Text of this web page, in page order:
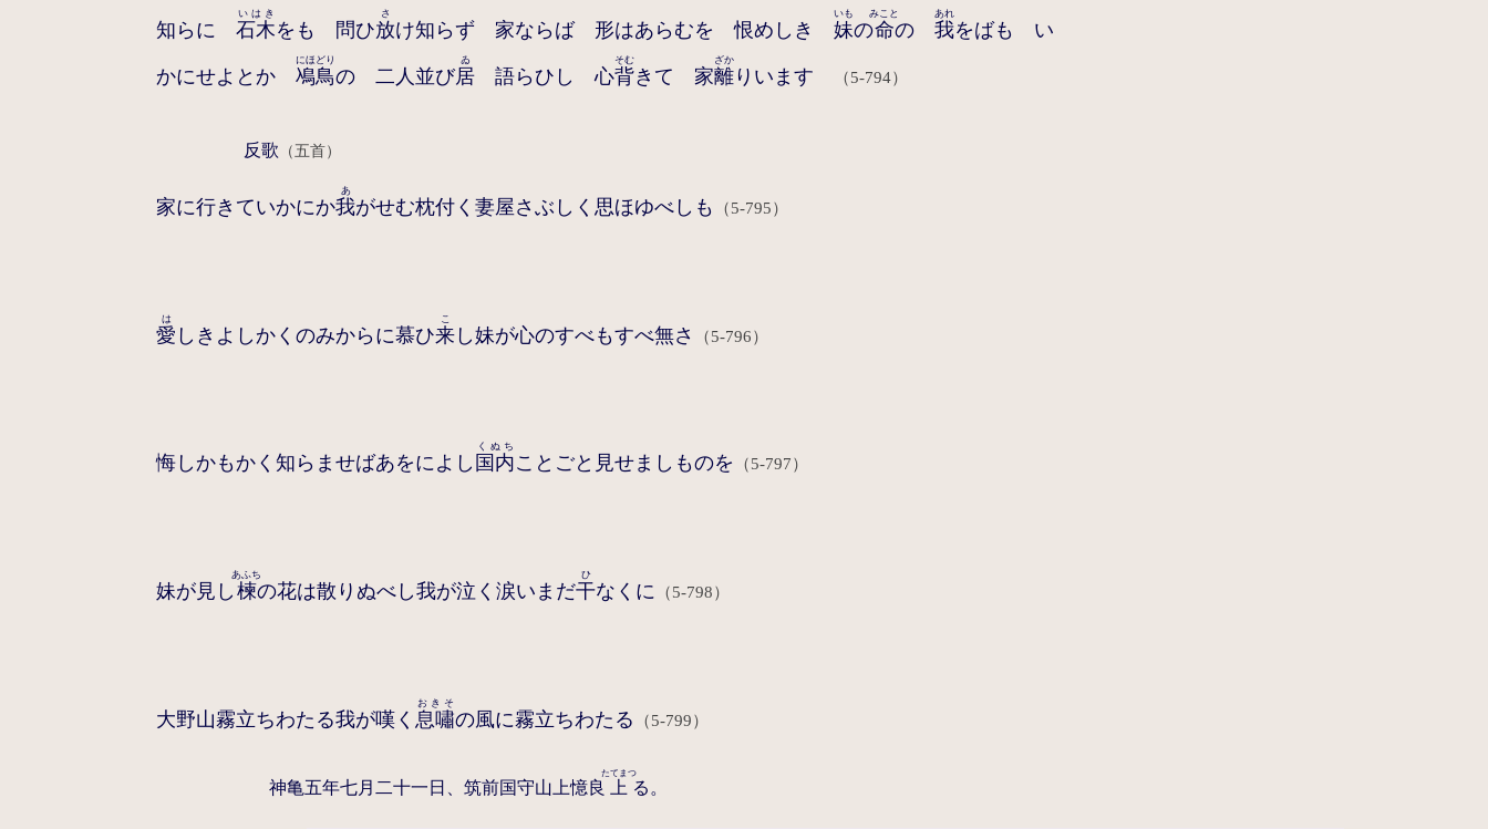
知らに石木
いはき
をも 問ひ放
さ
け知らず 家ならば 形はあらむを 恨めしき妹
いも
の命
みこと
の我
あれ
をばも い
かにせよとか鳰鳥
にほどり
の 二人並び居
ゐ
語らひし 心背
そむ
きて 家離
ざか
りいます （5-794）
反歌 （五首）
家に行きていかにか我
あ
がせむ枕付く妻屋さぶしく思ほゆべしも （5-795）
愛
は
しきよしかくのみからに慕ひ来
こ
し妹が心のすべもすべ無さ （5-796）
悔しかもかく知らませばあをによし 国内
くぬち
ことごと見せましものを （5-797）
妹が見し 楝
あふち
の花は散りぬべし我が泣く涙いまだ干
ひ
なくに （5-798）
大野山霧立ちわたる我が嘆く 息嘯
おきそ
の風に霧立ちわたる （5-799）
神亀五年七月二十一日、筑前国守山上憶良 上
たてまつ
る。